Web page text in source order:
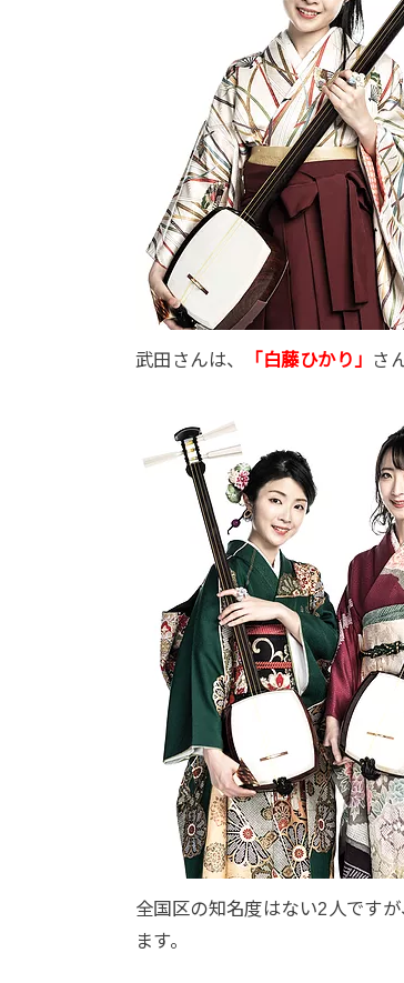
武田さんは、 「白藤ひかり」 さ
全国区の知名度はない2人ですが
ます。